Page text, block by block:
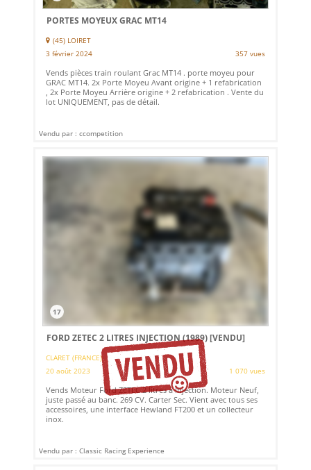
PORTES MOYEUX GRAC MT14
(45) LOIRET
3 février 2024
357 vues
Vends pièces train roulant Grac MT14 . porte moyeu pour
GRAC MT14. 2x Porte Moyeu Avant origine + 1 refabrication
, 2x Porte Moyeu Arrière origine + 2 refabrication . Vente du
lot UNIQUEMENT, pas de détail.
Vendu par : ccompetition
17
FORD ZETEC 2 LITRES INJECTION (1989)[VENDU]
CLARET (FRANCE)
20 août 2023
1 070 vues
Vends Moteur Ford ZETEC 2 litres à Injection. Moteur Neuf,
juste passé au banc. 269 CV. Carter Sec. Vient avec tous ses
accessoires, une interface Hewland FT200 et un collecteur
inox.
Vendu par : Classic Racing Experience